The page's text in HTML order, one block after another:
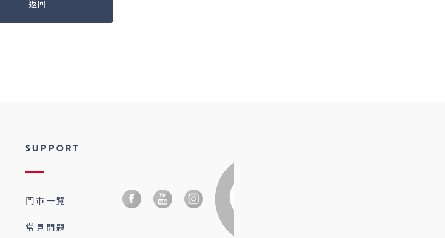
返回
SUPPORT
門市一覽
常見問題